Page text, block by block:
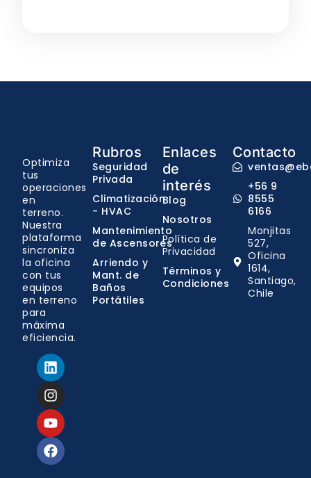
Optimiza
tus
operaciones
en
terreno.
Nuestra
plataforma
sincroniza
la oficina
con tus
equipos
en terreno
para
máxima
eficiencia.
Rubros
Seguridad
Privada
Climatización
- HVAC
Mantenimiento
de Ascensores
Arriendo y
Mant. de
Baños
Portátiles
Enlaces
de
interés
Blog
Nosotros
Política de
Privacidad
Términos y
Condiciones
Contacto
+56 9
8555
6166
Monjitas
527,
Oficina
1614,
Santiago,
Chile